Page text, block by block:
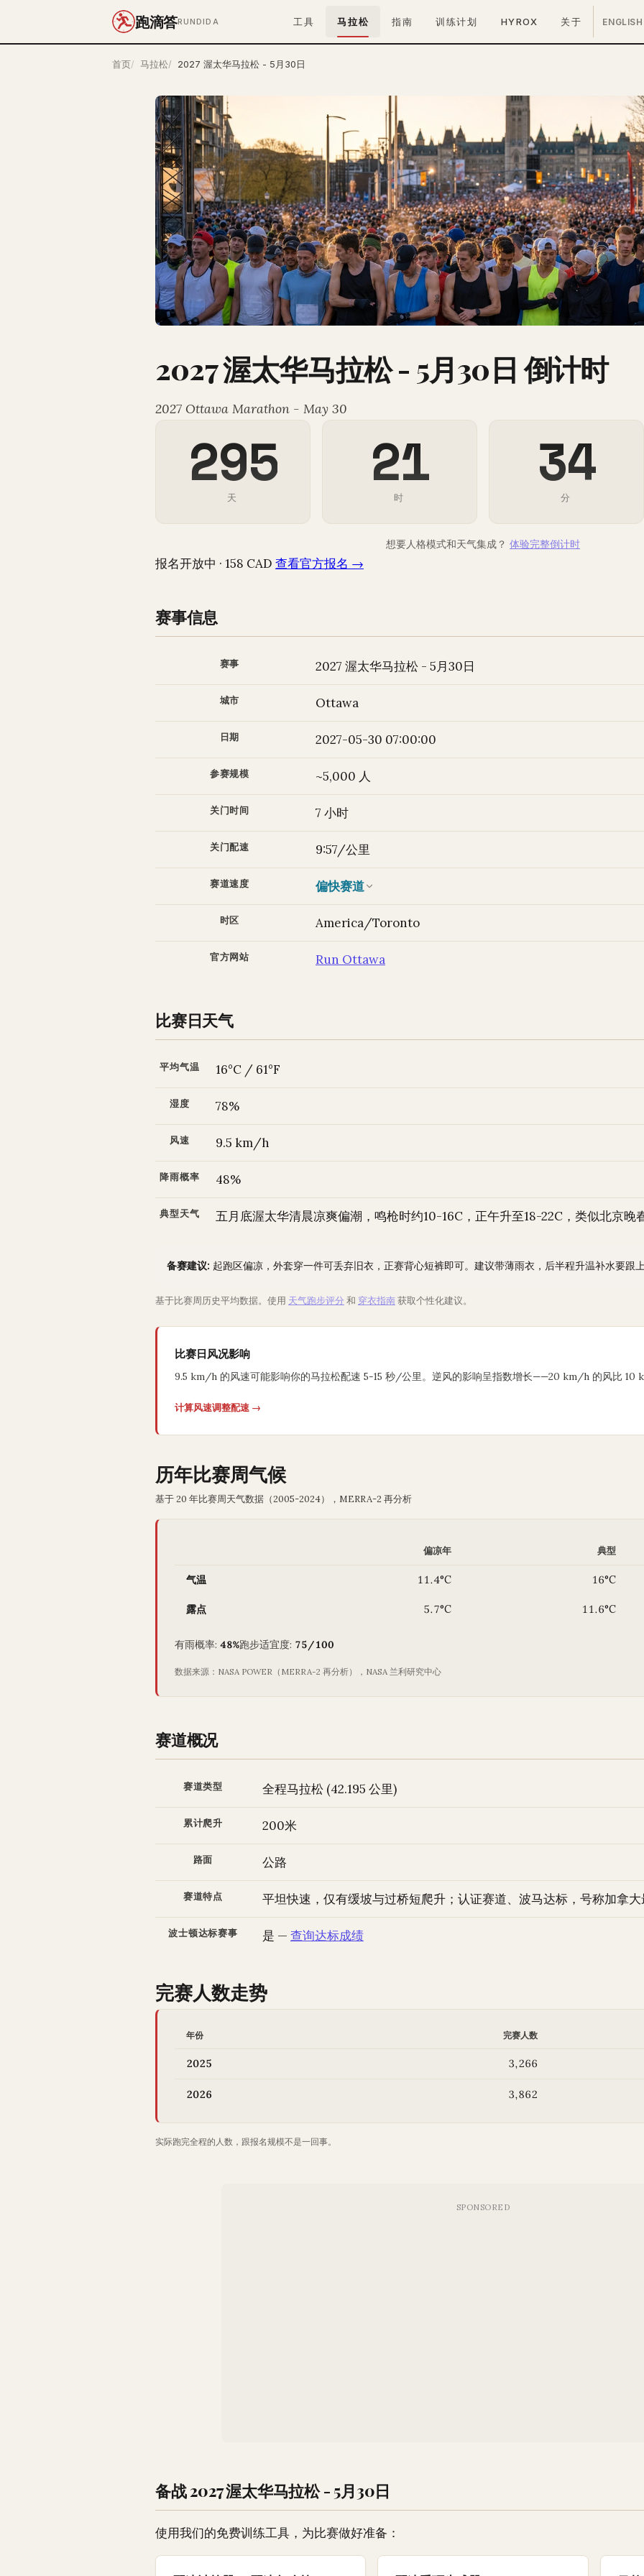
跑滴答RUNDIDA 工具 马拉松 指南 训练计划 HYROX 关于 ENGLISH
首页 马拉松 2027 渥太华马拉松 - 5月30日
2027 渥太华马拉松 - 5月30日 倒计时
2027 Ottawa Marathon - May 30
295
天 21
时 34
分
想要人格模式和天气集成？ 体验完整倒计时
报名开放中 · 158 CAD 查看官方报名 →
赛事信息
赛事 2027 渥太华马拉松 - 5月30日
城市 Ottawa
日期 2027-05-30 07:00:00
参赛规模 ~5,000 人
关门时间 7 小时
关门配速 9:57/公里
赛道速度 偏快赛道
时区 America/Toronto
官方网站 Run Ottawa
比赛日天气
平均气温 16°C / 61°F
湿度 78%
风速 9.5 km/h
降雨概率 48%
典型天气 五月底渥太华清晨凉爽偏潮，鸣枪时约10-16C，正午升至18-22C，类似北京晚
备赛建议: 起跑区偏凉，外套穿一件可丢弃旧衣，正赛背心短裤即可。建议带薄雨衣，后半程升温补水要跟
基于比赛周历史平均数据。使用 天气跑步评分 和 穿衣指南获取个性化建议。
比赛日风况影响
9.5 km/h 的风速可能影响你的马拉松配速 5-15 秒/公里。逆风的影响呈指数增长——20 km/h 的风比 10
计算风速调整配速 →
历年比赛周气候
基于 20 年比赛周天气数据（2005-2024），MERRA-2 再分析
偏凉年 典型
气温 11.4°C 16°C
露点 5.7°C 11.6°C
有雨概率: 48%跑步适宜度: 75/100
数据来源：NASA POWER（MERRA-2 再分析），NASA 兰利研究中心
赛道概况
赛道类型 全程马拉松 (42.195 公里)
累计爬升 200米
路面 公路
赛道特点 平坦快速，仅有缓坡与过桥短爬升；认证赛道、波马达标，号称加拿
波士顿达标赛事 是 — 查询达标成绩
完赛人数走势
年份 完赛人数
2025 3,266
2026 3,862
实际跑完全程的人数，跟报名规模不是一回事。
备战 2027 渥太华马拉松 - 5月30日
使用我们的免费训练工具，为比赛做好准备：